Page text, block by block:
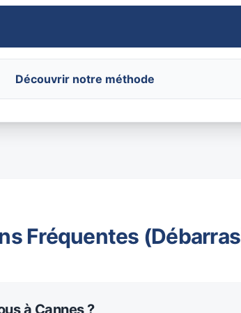
Découvrir notre méthode
Fréquentes
à Cannes ?